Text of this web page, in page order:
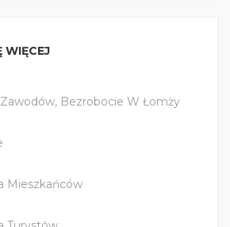
WIĘCEJ
Bezrobocie W Łomży
Mieszkańców